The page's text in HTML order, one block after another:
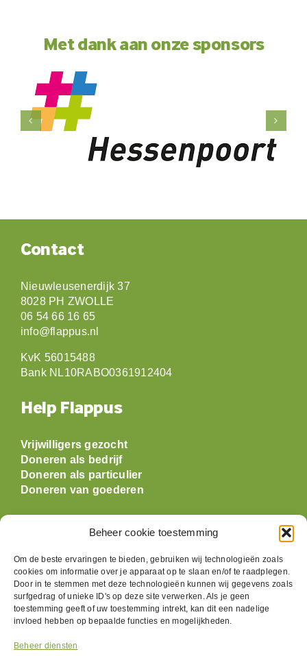
Beheer cookie toestemming
Om de beste ervaringen te bieden, gebruiken wij technologieën zoals
cookies om informatie over je apparaat op te slaan en/of te raadplegen.
Door in te stemmen met deze technologieën kunnen wij gegevens zoals
surfgedrag of unieke ID's op deze site verwerken. Als je geen
toestemming geeft of uw toestemming intrekt, kan dit een nadelige
invloed hebben op bepaalde functies en mogelijkheden.
Beheer diensten
Met dank aan onze sponsors
Contact
Nieuwleusenerdijk 37
8028 PH ZWOLLE
06 54 66 16 65
info@flappus.nl
KvK 56015488
Bank NL10RABO0361912404
Help Flappus
Vrijwilligers gezocht
Doneren als bedrijf
Doneren als particulier
Doneren van goederen
Openingstijden
Maandag: gesloten
Dinsdag:09:30 t/m 17:00
Woensdag:09:30 t/m 17:00
Donderdag:09:30 t/m 17:00
Vrijdag:09:30 t/m 17:00
Zondag: gesloten